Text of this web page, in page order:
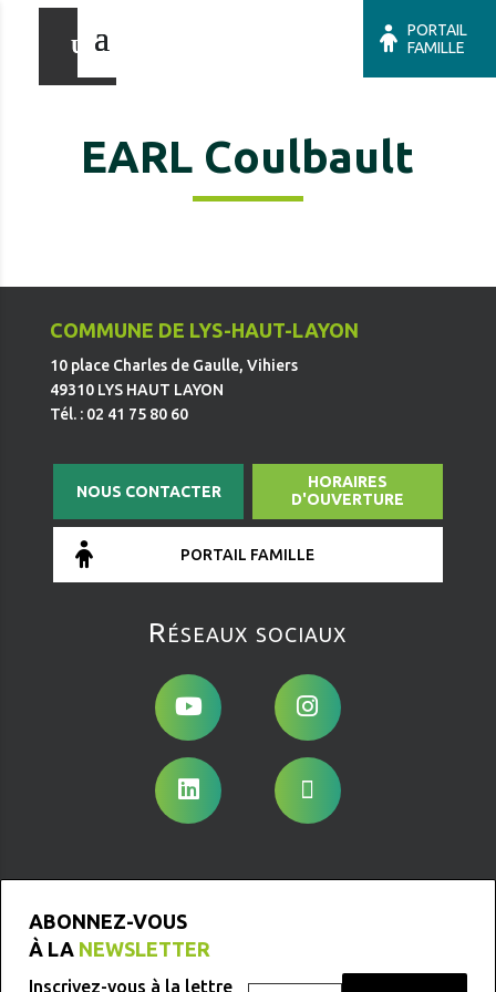
PORTAIL
FAMILLE
EARL Coulbault
COMMUNE DE LYS-HAUT-LAYON
10 place Charles de Gaulle, Vihiers
49310 LYS HAUT LAYON
Tél. : 02 41 75 80 60
NOUS CONTACTER
HORAIRES
D'OUVERTURE
PORTAIL FAMILLE
Réseaux sociaux
ABONNEZ-VOUS
À LA NEWSLETTER
Inscrivez-vous à la lettre